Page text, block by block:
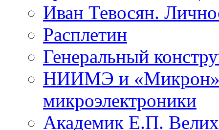
Иван Тевосян.
Расплетин
Генеральный
НИИМЭ и «Микрон»
микроэлектроники
Академик Е.П.